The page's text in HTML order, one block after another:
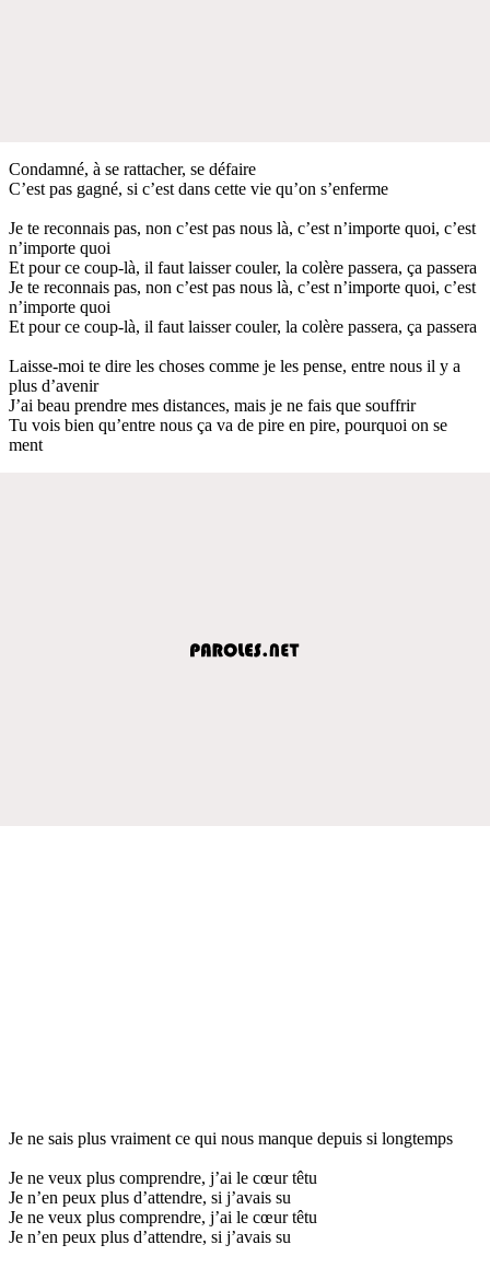
Condamné, à se rattacher, se défaire
C’est pas gagné, si c’est dans cette vie qu’on s’enferme
Je te reconnais pas, non c’est pas nous là, c’est n’importe quoi, c’est
n’importe quoi
Et pour ce coup-là, il faut laisser couler, la colère passera, ça passera
Je te reconnais pas, non c’est pas nous là, c’est n’importe quoi, c’est
n’importe quoi
Et pour ce coup-là, il faut laisser couler, la colère passera, ça passera
Laisse-moi te dire les choses comme je les pense, entre nous il y a
plus d’avenir
J’ai beau prendre mes distances, mais je ne fais que souffrir
Tu vois bien qu’entre nous ça va de pire en pire, pourquoi on se
ment
Je ne sais plus vraiment ce qui nous manque depuis si longtemps
Je ne veux plus comprendre, j’ai le cœur têtu
Je n’en peux plus d’attendre, si j’avais su
Je ne veux plus comprendre, j’ai le cœur têtu
Je n’en peux plus d’attendre, si j’avais su